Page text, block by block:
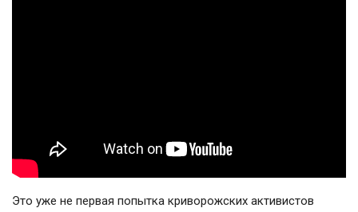
Это уже не первая попытка криворожских активистов